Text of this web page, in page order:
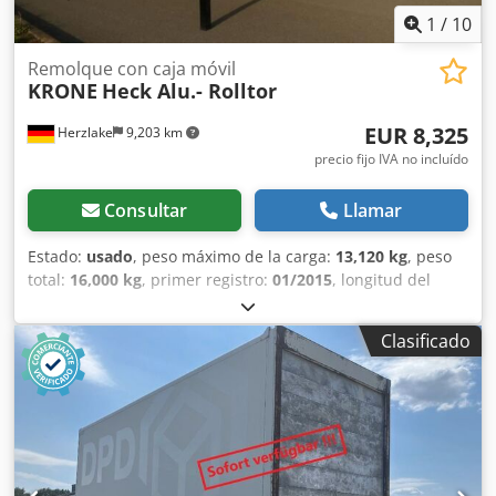
1 / 10
Herzlake 9,203 km
Remolque con caja móvil
KRONE Heck Alu.- Rolltor
EUR 8,325
precio fijo IVA no incluído
Consultar Llamar
Estado: usado, peso máximo de la carga: 13,120 kg, peso
total: 16,000 kg, primer registro: 01/2015, longitud del
, anchura del espacio de
carga:2,470 mm, altura del espacio de carga:2,525 mm,
volumen del espacio de carga:
46 m³, ancho total:2,550
mm, altura total: 2,750 mm , Año de fabricación: 2015, Nº
de carro: G0120444-1 - Fabricante: Krone. * Herrajes de
esquina simples * Marcado de contorno lateral/trasero *
Certificado de carga Code-XL * Puerta enrollable (aluminio)
* Sistema de orificios clave interior * Accesible con
carretilla elevadora * Patas de apoyo fijas * Dispositivo
Clasificado